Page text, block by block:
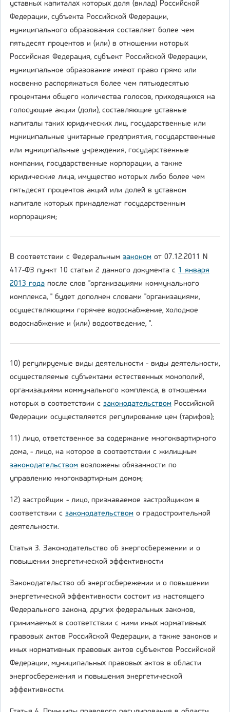
уставных капиталах которых доля (вклад) Российской
Федерации, субъекта Российской Федерации,
муниципального образования составляет более чем
пятьдесят процентов и (или) в отношении которых
Российская Федерация, субъект Российской Федерации,
муниципальное образование имеют право прямо или
косвенно распоряжаться более чем пятьюдесятью
процентами общего количества голосов, приходящихся на
голосующие акции (доли), составляющие уставные
капиталы таких юридических лиц, государственные или
муниципальные унитарные предприятия, государственные
или муниципальные учреждения, государственные
компании, государственные корпорации, а также
юридические лица, имущество которых либо более чем
пятьдесят процентов акций или долей в уставном
капитале которых принадлежат государственным
корпорациям;
В соответствии с Федеральным законом от 07.12.2011 N
417-ФЗ пункт 10 статьи 2 данного документа с 1 января
2013 года после слов "организациями коммунального
комплекса, " будет дополнен словами "организациями,
осуществляющими горячее водоснабжение, холодное
водоснабжение и (или) водоотведение, ".
10) регулируемые виды деятельности - виды деятельности,
осуществляемые субъектами естественных монополий,
организациями коммунального комплекса, в отношении
которых в соответствии с законодательством Российской
Федерации осуществляется регулирование цен (тарифов);
11) лицо, ответственное за содержание многоквартирного
дома, - лицо, на которое в соответствии с жилищным
законодательством возложены обязанности по
управлению многоквартирным домом;
12) застройщик - лицо, признаваемое застройщиком в
соответствии с законодательством о градостроительной
деятельности.
Статья 3. Законодательство об энергосбережении и о
повышении энергетической эффективности
Законодательство об энергосбережении и о повышении
энергетической эффективности состоит из настоящего
Федерального закона, других федеральных законов,
принимаемых в соответствии с ними иных нормативных
правовых актов Российской Федерации, а также законов и
иных нормативных правовых актов субъектов Российской
Федерации, муниципальных правовых актов в области
энергосбережения и повышения энергетической
эффективности.